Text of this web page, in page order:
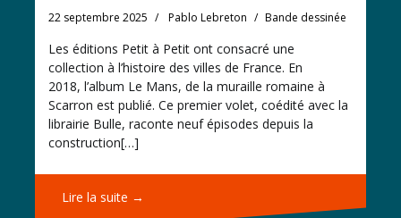
22 septembre 2025 Pablo Lebreton Bande dessinée
Les éditions Petit à Petit ont consacré une
collection à l’histoire des villes de France. En
2018, l’album Le Mans, de la muraille romaine à
Scarron est publié. Ce premier volet, coédité avec la
librairie Bulle, raconte neuf épisodes depuis la
construction[…]
Lire la suite →